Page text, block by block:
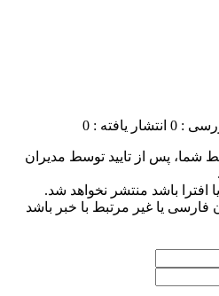
: 0 انتشار یافته : 0
پس از تایید توسط مدیران
افترا باشد منتشر نخواهد شد.
فارسی یا غیر مرتبط با خبر باشد